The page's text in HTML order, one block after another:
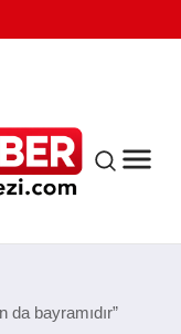
da bayramıdır”